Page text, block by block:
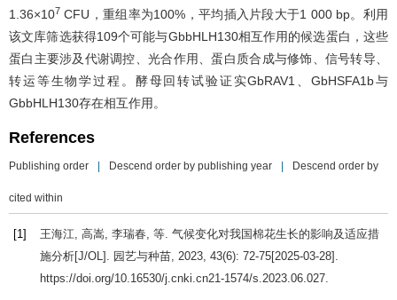
1.36×107 CFU，重组率为100%，平均插入片段大于1 000 bp。利用
该文库筛选获得109个可能与GbbHLH130相互作用的候选蛋白，这些
蛋白主要涉及代谢调控、光合作用、蛋白质合成与修饰、信号转导、
转运等生物学过程。酵母回转试验证实GbRAV1、GbHSFA1b与
GbbHLH130存在相互作用。
References
Publishing order Descend order by publishing year Descend order by
cited within
[1]
王海江, 高嵩, 李瑞春, 等. 气候变化对我国棉花生长的影响及适应措
施分析[J/OL]. 园艺与种苗, 2023, 43(6): 72-75[2025-03-28].
https://doi.org/10.16530/j.cnki.cn21-1574/s.2023.06.027.